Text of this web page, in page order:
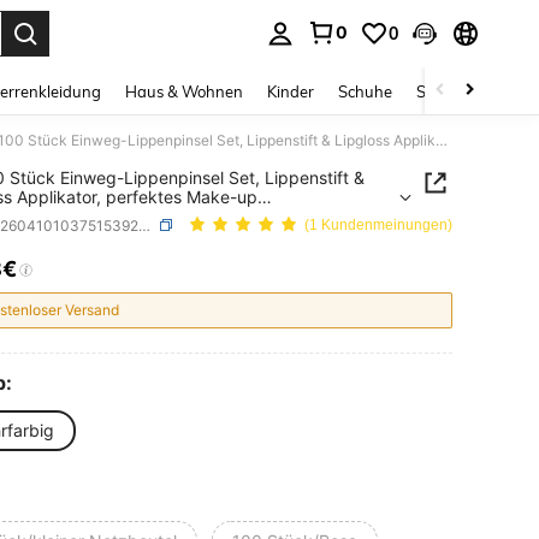
0 0
Haus & Wohnen Kinder Schuhe Schmuck &
50/100 Stück Einweg-Lippenpinsel Set, Lippenstift & Lipgloss Applikator, perfektes Make-up Formungswerkzeug, Nylonborsten, ABS Griff, parfümfrei geeignet für alle Hauttypen
Stück Einweg-Lippenpinsel Set, Lippenstift &
Applikator, perfektes Make-up
Nylonborsten, ABS Griff, parfümfrei
für alle Hauttypen
SKU: sh260410103751539267691 (1 Kundenmeinungen)
AND AVAILABILITY
Versand